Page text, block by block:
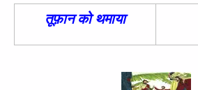
तूफ़ान को थमाया